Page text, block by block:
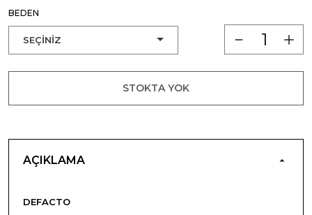
BEDEN
STOKTA YOK
AÇIKLAMA
DEFACTO